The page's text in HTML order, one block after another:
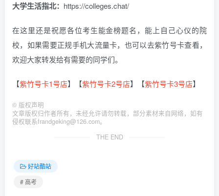
大学生活指北： https://colleges.chat/
在这里还是祝愿各位考生能金榜题名，能上自己心仪的院
校，如果需要正规手机大流量卡，也可以去紫竹号卡查看，
欢迎大家转发给有需要的同学们。
【紫竹号卡1号店】【紫竹号卡2号店】【紫竹号卡3号店】
© 版权声明
文章版权归作者所有，未经允许请勿转载，部分素材来自网络，如有
侵权联系frandgeking@126.com。
THE END
好站酷站
# 高考